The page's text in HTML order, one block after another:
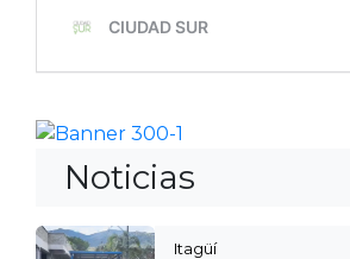
Noticias
Itagüí